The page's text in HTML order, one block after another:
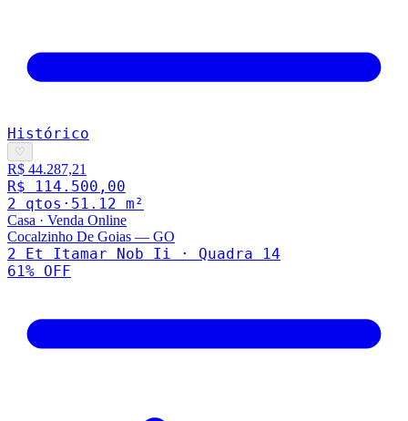
Histórico
♡
R$ 44.287,21
R$ 114.500,00
2 qtos · 51.12 m²
Casa · Venda Online
Cocalzinho De Goias — GO
2 Et Itamar Nob Ii · Quadra 14
61% OFF